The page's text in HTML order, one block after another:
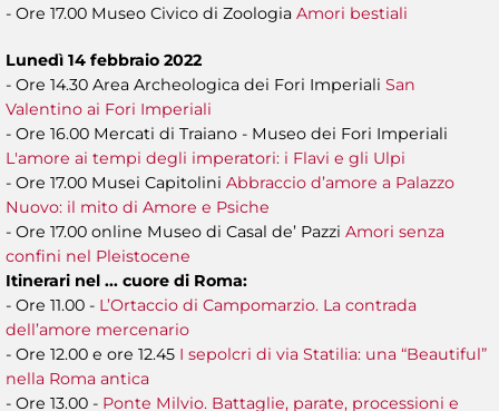
- Ore 17.00 Museo Civico di Zoologia Amori bestiali
Lunedì 14 febbraio 2022
- Ore 14.30 Area Archeologica dei Fori Imperiali San
Valentino ai Fori Imperiali
- Ore 16.00 Mercati di Traiano - Museo dei Fori Imperiali
L'amore ai tempi degli imperatori: i Flavi e gli Ulpi
- Ore 17.00 Musei Capitolini Abbraccio d’amore a Palazzo
Nuovo: il mito di Amore e Psiche
- Ore 17.00 online Museo di Casal de’ Pazzi Amori senza
confini nel Pleistocene
Itinerari nel ... cuore di Roma:
- Ore 11.00 - L’Ortaccio di Campomarzio. La contrada
dell’amore mercenario
- Ore 12.00 e ore 12.45 I sepolcri di via Statilia: una “Beautiful”
nella Roma antica
- Ore 13.00 - Ponte Milvio. Battaglie, parate, processioni e